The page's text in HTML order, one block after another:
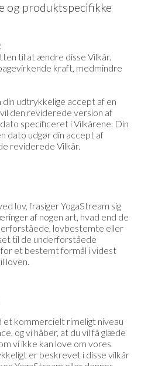
og produktspecifikke
til at ændre disse Vilkår.
kraft, medmindre
udtrykkelige accept af en
den reviderede version af
specificeret i Vilkårene. Din
dato udgør din accept af
reviderede Vilkår.
lov, frasiger YogaStream sig
af nogen art, hvad end de
lovbestemte eller
til de underforståede
et bestemt formål i videst
loven.
kommercielt rimeligt niveau
og vi håber, at du vil få glæde
vi ikke kan love om vores
er beskrevet i disse vilkår